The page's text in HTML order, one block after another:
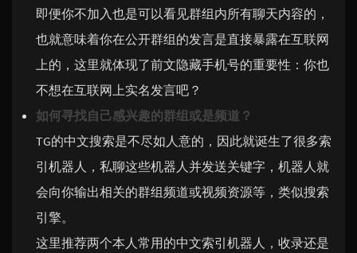
即便你不加入也是可以看见群组内所有聊天内容的，
也就意味着你在公开群组的发言是直接暴露在互联网
上的，这里就体现了前文隐藏手机号的重要性：你也
不想在互联网上实名发言吧？
如何寻找自己感兴趣的群组或是频道？
TG的中文搜索是不尽如人意的，因此就诞生了很多索
引机器人，私聊这些机器人并发送关键字，机器人就
会向你输出相关的群组频道或视频资源等，类似搜索
引擎。
这里推荐两个本人常用的中文索引机器人，收录还是